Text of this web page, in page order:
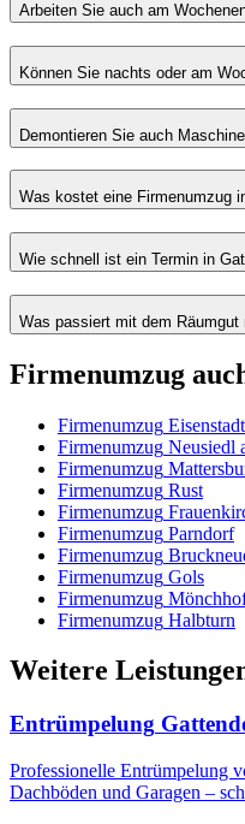
Arbeiten Sie auch am
Können Sie nachts oder am
Demontieren Sie auch
Was kostet eine Firmenumzug
Wie schnell ist ein Termin in
Was passiert mit dem Räumgut
Firmenumzug
Firmenumzug Eisenstadt
Firmenumzug Neusiedl
Firmenumzug
Firmenumzug Rust
Firmenumzug
Firmenumzug Parndorf
Firmenumzug
Firmenumzug Gols
Firmenumzug
Firmenumzug Halbturn
Weitere
Entrümpelung
Professionelle Entrümpelung
Dachböden und Garagen –